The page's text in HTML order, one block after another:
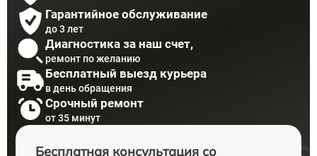
Гарантийное обслуживание
до 3 лет
Диагностика за наш счет,
ремонт по желанию
Бесплатный выезд курьера
в день обращения
Срочный ремонт
от 35 минут
Бесплатная консультация со